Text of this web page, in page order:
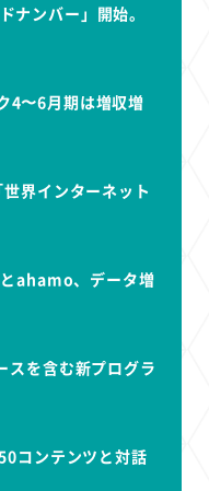
ナンバー」開始。
4〜6月期は増収増
界インターネット
ahamo、データ増
スを含む新プログラ
コンテンツと対話